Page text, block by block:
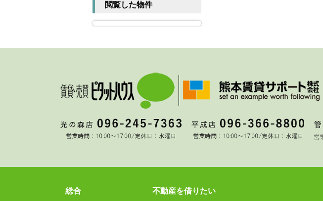
閲覧した物件
総合 不動産を借りたい